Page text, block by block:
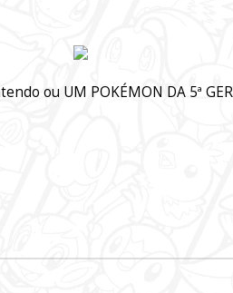
ou UM POKÉMON DA 5ª